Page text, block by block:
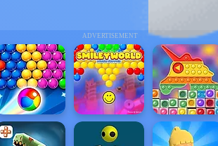
ADVERTISEMENT